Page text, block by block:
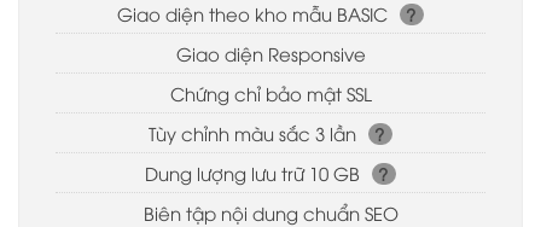
Giao diện theo kho mẫu BASIC ?
Giao diện Responsive
Chứng chỉ bảo mật SSL
Tùy chỉnh màu sắc 3 lần
?
Dung lượng lưu trữ 10 GB ?
Biên tập nội dung chuẩn SEO